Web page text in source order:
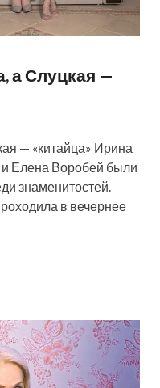
а Слуцкая —
— «китайца» Ирина
Елена Воробей были
знаменитостей.
в вечернее